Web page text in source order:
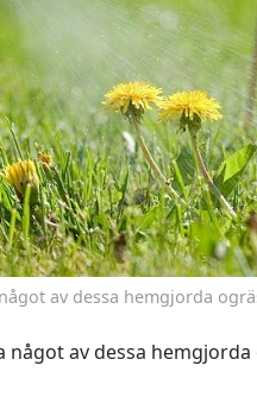
av dessa hemgjorda
något av dessa